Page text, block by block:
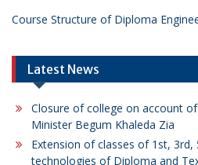
Course Structure of Diploma
Latest News
Closure of college on account
Minister Begum Khaleda Zia
Extension of classes of 1st,
technologies of Diploma and